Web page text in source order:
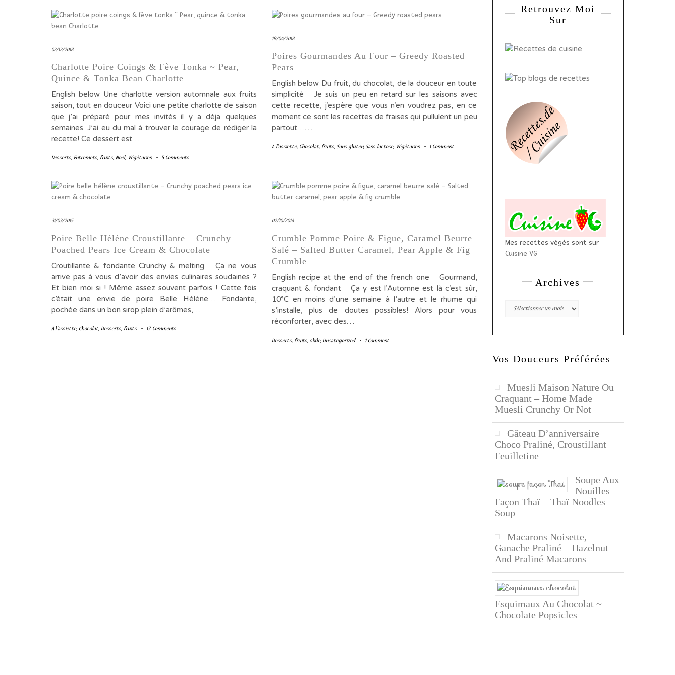
02/12/2018
Charlotte Poire Coings & Fève Tonka ~ Pear,
Quince & Tonka Bean Charlotte
English below Une charlotte version automnale aux fruits
saison, tout en douceur Voici une petite charlotte de saison
que j’ai préparé pour mes invités il y a déja quelques
semaines. J’ai eu du mal à trouver le courage de rédiger la
recette! Ce dessert est…
Desserts, Entremets, fruits, Noël, Végétarien - 5 Comments
19/04/2018
Poires Gourmandes Au Four – Greedy Roasted
Pears
English below Du fruit, du chocolat, de la douceur en toute
simplicité Je suis un peu en retard sur les saisons avec
cette recette, j’espère que vous n’en voudrez pas, en ce
moment ce sont les recettes de fraises qui pullulent un peu
partout……
A l'assiette, Chocolat, fruits, Sans gluten, Sans lactose, Végétarien - 1 Comment
31/03/2015
Poire Belle Hélène Croustillante – Crunchy
Poached Pears Ice Cream & Chocolate
Croutillante & fondante Crunchy & melting Ça ne vous
arrive pas à vous d’avoir des envies culinaires soudaines ?
Et bien moi si ! Même assez souvent parfois ! Cette fois
c’était une envie de poire Belle Hélène… Fondante,
pochée dans un bon sirop plein d’arômes,…
A l'assiette, Chocolat, Desserts, fruits - 17 Comments
02/10/2014
Crumble Pomme Poire & Figue, Caramel Beurre
Salé – Salted Butter Caramel, Pear Apple & Fig
Crumble
English recipe at the end of the french one Gourmand,
craquant & fondant Ça y est l’Automne est là c’est sûr,
10°C en moins d’une semaine à l’autre et le rhume qui
s’installe, plus de doutes possibles! Alors pour vous
réconforter, avec des…
Desserts, fruits, slide, Uncategorized - 1 Comment
Retrouvez Moi
Sur
Mes recettes végés sont sur
Cuisine VG
Archives
Archives
Vos Douceurs Préférées
Muesli Maison Nature Ou
Craquant – Home Made
Muesli Crunchy Or Not
Gâteau D’anniversaire
Choco Praliné, Croustillant
Feuilletine
Soupe Aux
Nouilles
Façon Thaï – Thaï Noodles
Soup
Macarons Noisette,
Ganache Praliné – Hazelnut
And Praliné Macarons
Esquimaux Au Chocolat ~
Chocolate Popsicles